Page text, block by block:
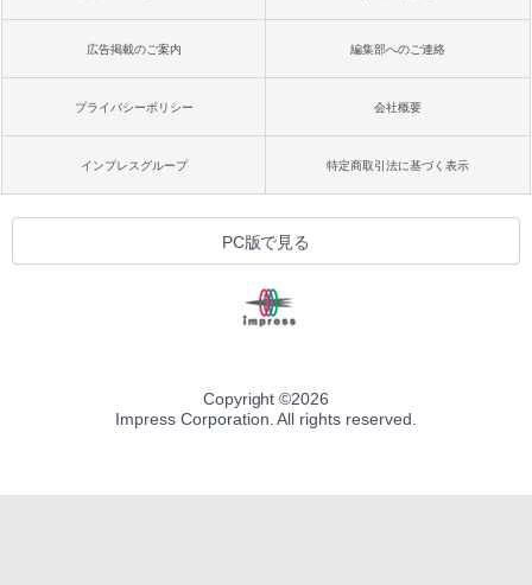
広告掲載のご案内 編集部へのご連絡
プライバシーポリシー 会社概要
インプレスグループ 特定商取引法に基づく表示
PC版で見る
Copyright ©2026
Impress Corporation. All rights reserved.